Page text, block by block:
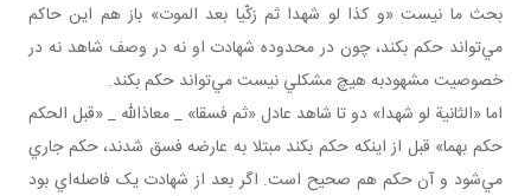
بحث ما نيست «و کذا لو شهدا ثم زکّيا بعد الموت» باز هم اين حاکم
مي‌تواند حکم بکند، چون در محدوده شهادت او نه در وصف شاهد نه در
خصوصيت مشهودبه هيچ مشکلي نيست مي‌تواند حکم بکند.
اما «الثانية لو شهدا» دو تا شاهد عادل «ثم فسقا» _ معاذالله _ «قبل الحكم
حكم بهما» قبل از اينکه حکم بکند مبتلا به عارضه فسق شدند، حکم جاري
مي‌شود و آن حکم هم صحيح است. اگر بعد از شهادت يک فاصله‌اي بود